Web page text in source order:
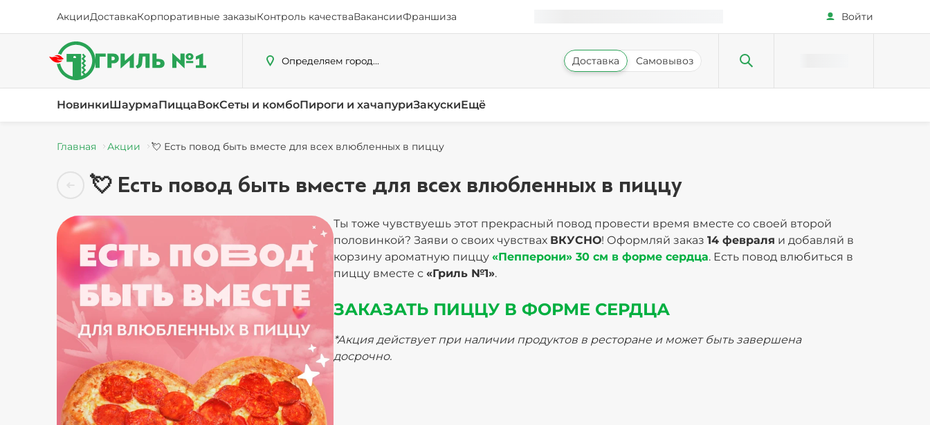
АкцииДоставкаКорпоративные заказыКонтроль качестваВакансииФраншиза Войти
Определяем город... Доставка Самовывоз
НовинкиШаурмаПиццаВокСеты и комбоПироги и хачапуриЗакускиЕщё
Главная Акции 💘 Есть повод быть вместе для всех влюбленных в пиццу
💘 Есть повод быть вместе для всех влюбленных в пиццу
Ты тоже чувствуешь этот прекрасный повод провести время вместе со своей второй
половинкой? Заяви о своих чувствах ВКУСНО! Оформляй заказ 14 февраля и добавляй в
корзину ароматную пиццу «Пепперони» 30 см в форме сердца. Есть повод влюбиться в
пиццу вместе с «Гриль №1».
ЗАКАЗАТЬ ПИЦЦУ В ФОРМЕ СЕРДЦА
*Акция действует при наличии продуктов в ресторане и может быть завершена
досрочно.